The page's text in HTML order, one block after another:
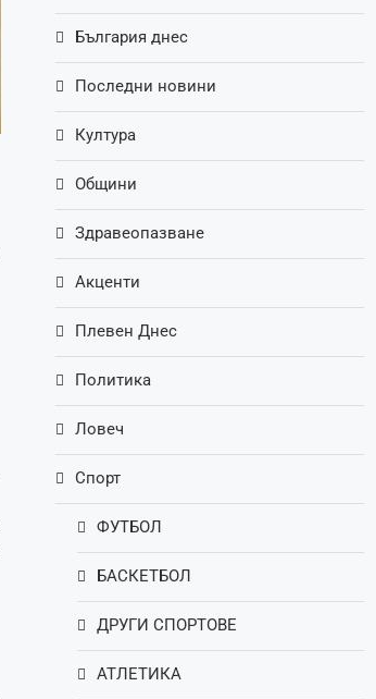
България днес
Последни новини
Култура
Общини
Здравеопазване
Акценти
Плевен Днес
Политика
Ловеч
Спорт
ФУТБОЛ
БАСКЕТБОЛ
ДРУГИ СПОРТОВЕ
АТЛЕТИКА